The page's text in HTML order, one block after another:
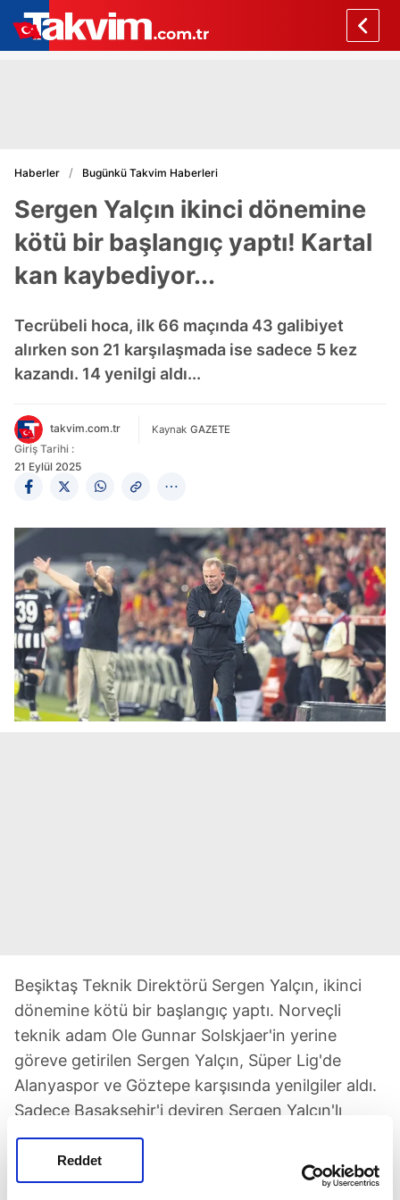
Reddet
Haberler Bugünkü Takvim Haberleri
Sergen Yalçın ikinci dönemine
kötü bir başlangıç yaptı! Kartal
kan kaybediyor...
Tecrübeli hoca, ilk 66 maçında 43 galibiyet
alırken son 21 karşılaşmada ise sadece 5 kez
kazandı. 14 yenilgi aldı...
takvim.com.tr Kaynak GAZETE
Giriş Tarihi :
21 Eylül 2025
Beşiktaş Teknik Direktörü Sergen Yalçın, ikinci
dönemine kötü bir başlangıç yaptı. Norveçli
teknik adam Ole Gunnar Solskjaer'in yerine
göreve getirilen Sergen Yalçın, Süper Lig'de
Alanyaspor ve Göztepe karşısında yenilgiler aldı.
Sadece Başakşehir'i deviren Sergen Yalçın'lı
Beşiktaş sezonun başında şampiyonluk yarışında
ağır bir darbe almış oldu. Beşiktaş'ın başında ilk
66 maçında 43 galibiyet alan Sergen hoca, 11